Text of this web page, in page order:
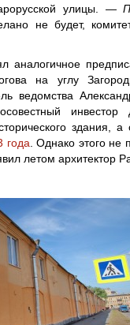
улицы. —
не будет,
аналогичное
на углу
ведомства
инвестор
здания,
года . Однако этого
летом архитектор